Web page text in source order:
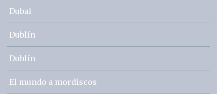
Dubai
Dublín
Dublín
El mundo a mordiscos